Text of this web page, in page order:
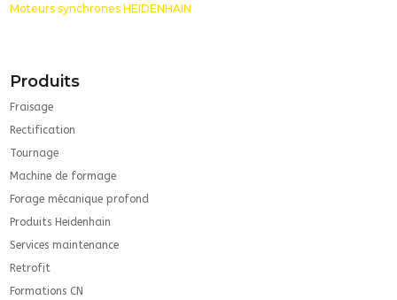
Moteurs synchrones HEIDENHAIN
Produits
Fraisage
Rectification
Tournage
Machine de formage
Forage mécanique profond
Produits Heidenhain
Services maintenance
Retrofit
Formations CN